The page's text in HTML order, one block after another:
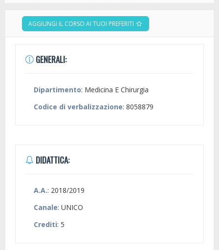
AGGIUNGI IL CORSO AI TUOI PREFERITI
GENERALI:
Dipartimento: Medicina E Chirurgia
Codice di verbalizzazione: 8058879
DIDATTICA:
A.A.: 2018/2019
Canale: UNICO
Crediti: 5